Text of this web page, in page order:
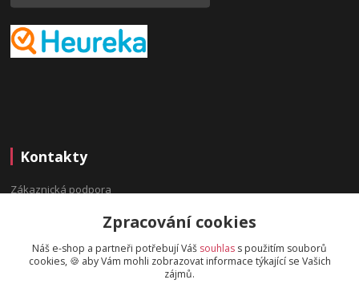
Kontakty
Zákaznická podpora
info@bydleninavesnici.czZpracování cookies
Náš e-shop a partneři potřebují Váš souhlas s použitím souborů
cookies, 🍪 aby Vám mohli zobrazovat informace týkající se Vašich
zájmů.